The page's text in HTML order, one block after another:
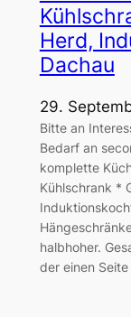
Herd,
Dachau
29.
Bitte an
Bedarf an
komplette
Kühlschrank *
halbhoher.
der einen